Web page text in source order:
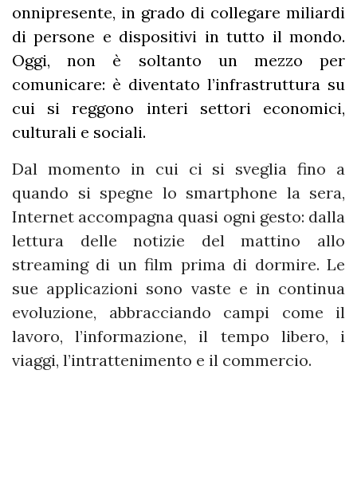
onnipresente, in grado di collegare miliardi
di persone e dispositivi in tutto il mondo.
Oggi, non è soltanto un mezzo per
comunicare: è diventato l’infrastruttura su
cui si reggono interi settori economici,
culturali e sociali.
Dal momento in cui ci si sveglia fino a
quando si spegne lo smartphone la sera,
Internet accompagna quasi ogni gesto: dalla
lettura delle notizie del mattino allo
streaming di un film prima di dormire. Le
sue applicazioni sono vaste e in continua
evoluzione, abbracciando campi come il
lavoro, l’informazione, il tempo libero, i
viaggi, l’intrattenimento e il commercio.